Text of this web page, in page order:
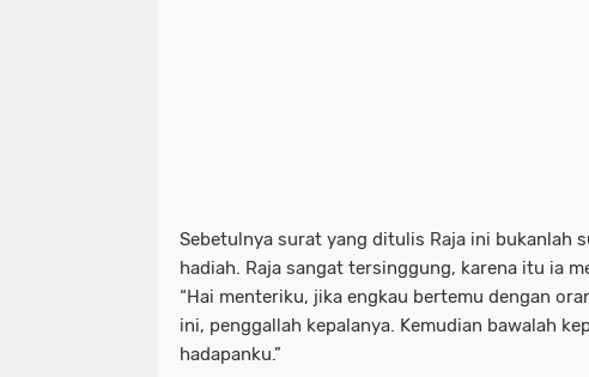
Sebetulnya surat yang ditulis Raja ini bukanlah
hadiah. Raja sangat tersinggung, karena itu ia
“Hai menteriku, jika engkau bertemu dengan
ini, penggallah kepalanya. Kemudian bawalah
hadapanku.”